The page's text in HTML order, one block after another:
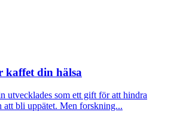
kaffet din hälsa
utvecklades som ett gift för att hindra
att bli uppätet. Men forskning...